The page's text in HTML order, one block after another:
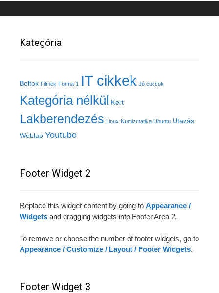
Kategória
Boltok Filmek Forma-1 IT cikkek Jó cuccok
Kategória nélkül Kert
Lakberendezés Linux Numizmatika Ubuntu Utazás
Weblap Youtube
Footer Widget 2
Replace this widget content by going to Appearance /
Widgets and dragging widgets into Footer Area 2.
To remove or choose the number of footer widgets, go to
Appearance / Customize / Layout / Footer Widgets.
Footer Widget 3